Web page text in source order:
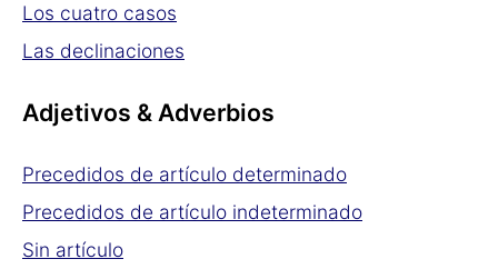
Los cuatro casos
Las declinaciones
Adjetivos & Adverbios
Precedidos de artículo determinado
Precedidos de artículo indeterminado
Sin artículo